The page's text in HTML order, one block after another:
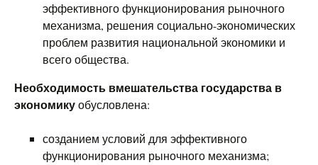
эффективного функционирования рыночного
механизма, решения социально-экономических
проблем развития национальной экономики и
всего общества.
Необходимость вмешательства государства в
экономикуобусловлена:
созданием условий для эффективного
функционирования рыночного механизма;